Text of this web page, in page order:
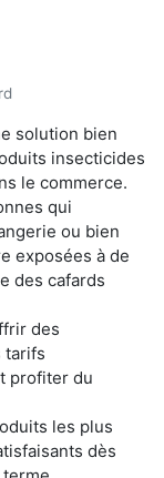
solution bien
insecticides
le commerce.
qui
ou bien
exposées à de
des cafards
des
tarifs
profiter du
les plus
dès